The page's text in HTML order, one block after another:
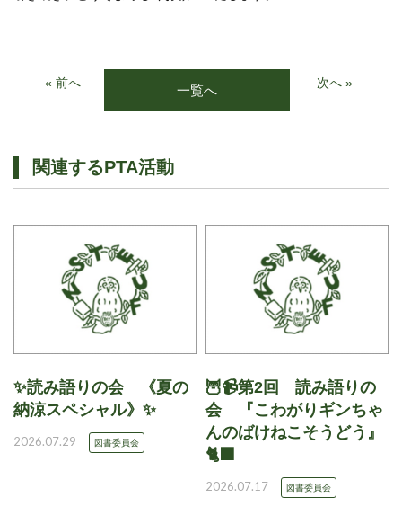
« 前へ 一覧へ 次へ »
関連するPTA活動
✨読み語りの会 《夏の
納涼スペシャル》✨
2026.07.29 図書委員会
🦉📹第2回 読み語りの
会 『こわがりギンちゃ
んのばけねこそうどう』
🐈‍⬛
2026.07.17 図書委員会